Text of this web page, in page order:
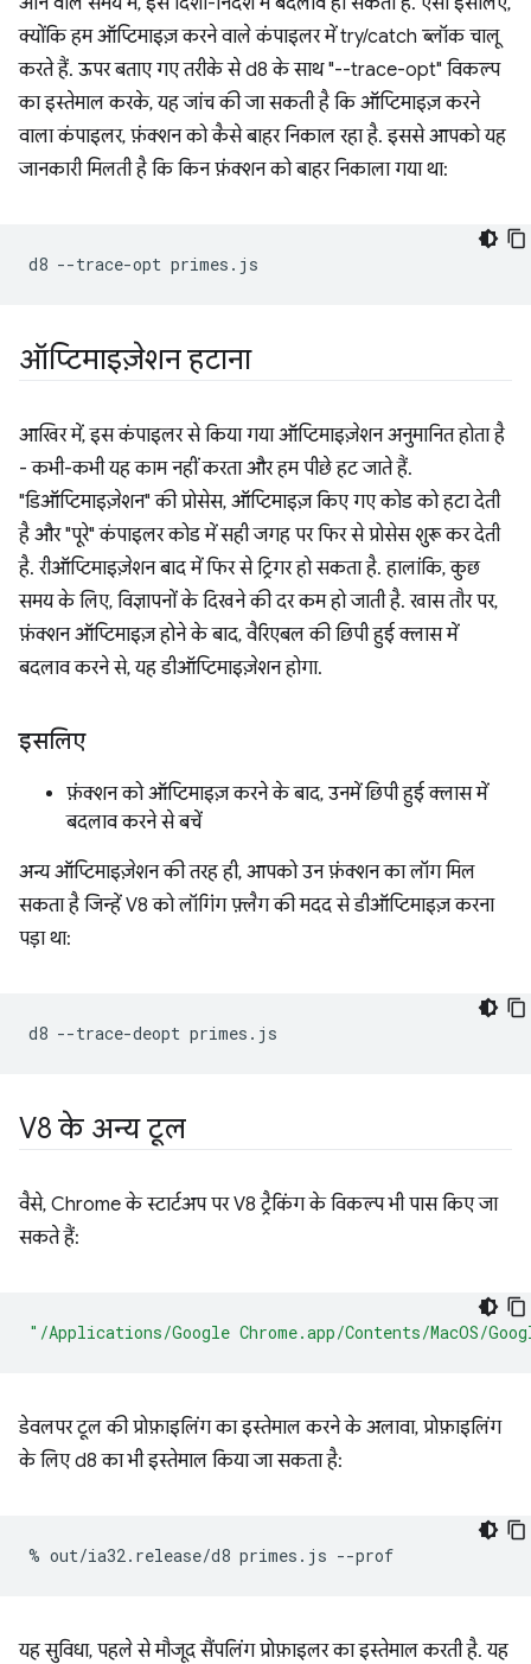
क्योंकि हम ऑप्टिमाइज़ करने वाले कंपाइलर में try/catch ब्लॉक चालू
करते हैं. ऊपर बताए गए तरीके से d8 के साथ "--trace-opt" विकल्प
का इस्तेमाल करके, यह जांच की जा सकती है कि ऑप्टिमाइज़ करने
वाला कंपाइलर, फ़ंक्शन को कैसे बाहर निकाल रहा है. इससे आपको यह
जानकारी मिलती है कि किन फ़ंक्शन को बाहर निकाला गया था:
d8 --trace-opt
ऑप्टिमाइज़ेशन हटाना
आखिर में, इस कंपाइलर से किया गया ऑप्टिमाइज़ेशन अनुमानित होता है
- कभी-कभी यह काम नहीं करता और हम पीछे हट जाते हैं.
"डिऑप्टिमाइज़ेशन" की प्रोसेस, ऑप्टिमाइज़ किए गए कोड को हटा देती
है और "पूरे" कंपाइलर कोड में सही जगह पर फिर से प्रोसेस शुरू कर देती
है. रीऑप्टिमाइज़ेशन बाद में फिर से ट्रिगर हो सकता है. हालांकि, कुछ
समय के लिए, विज्ञापनों के दिखने की दर कम हो जाती है. खास तौर पर,
फ़ंक्शन ऑप्टिमाइज़ होने के बाद, वैरिएबल की छिपी हुई क्लास में
बदलाव करने से, यह डीऑप्टिमाइज़ेशन होगा.
इसलिए
फ़ंक्शन को ऑप्टिमाइज़ करने के बाद, उनमें छिपी हुई क्लास में
बदलाव करने से बचें
अन्य ऑप्टिमाइज़ेशन की तरह ही, आपको उन फ़ंक्शन का लॉग मिल
सकता है जिन्हें V8 को लॉगिंग फ़्लैग की मदद से डीऑप्टिमाइज़ करना
पड़ा था:
d8 --trace-deopt
V8 के अन्य टूल
वैसे, Chrome के स्टार्टअप पर V8 ट्रैकिंग के विकल्प भी पास किए जा
सकते हैं:
"/Applications/Google Chrome.app/Contents/MacOS/
डेवलपर टूल की प्रोफ़ाइलिंग का इस्तेमाल करने के अलावा, प्रोफ़ाइलिंग
के लिए d8 का भी इस्तेमाल किया जा सकता है:
% out/ia32.release/d8 primes.js
यह सुविधा, पहले से मौजूद सैंपलिंग प्रोफ़ाइलर का इस्तेमाल करती है. यह